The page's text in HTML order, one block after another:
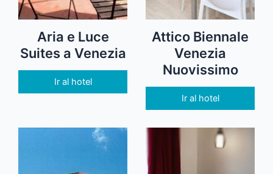
Aria e Luce
Suites a Venezia
Ir al hotel
Attico Biennale
Venezia
Nuovissimo
Ir al hotel